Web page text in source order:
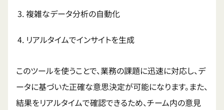
複雑なデータ分析の自動化
リアルタイムでインサイトを生成
このツールを使うことで、業務の課題に迅速に対応し、デ
ータに基づいた正確な意思決定が可能になります。また、
結果をリアルタイムで確認できるため、チーム内の意見